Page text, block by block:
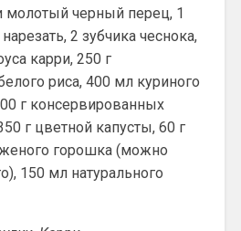
молотый черный перец, 1
2 зубчика чеснока,
карри, 250 г
риса, 400 мл куриного
г консервированных
г цветной капусты, 60 г
горошка (можно
150 мл натурального